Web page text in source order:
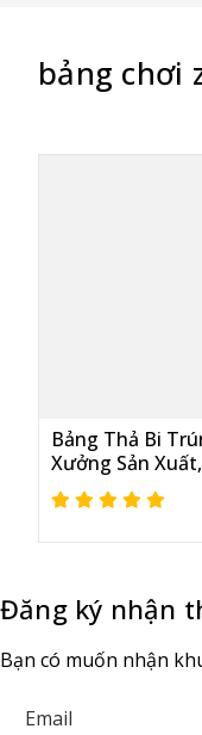
bảng chơi
Bảng Thả Bi
Xưởng Sản
Đăng ký nhận
Bạn có muốn nhận